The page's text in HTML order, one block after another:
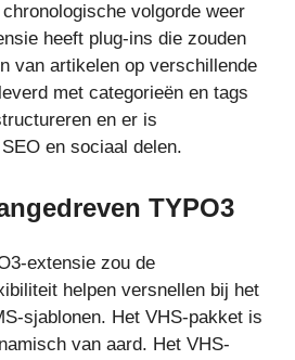
volgorde weer
heeft plug-ins die zouden
van artikelen op verschillende
met categorieën en tags
en er is
en sociaal delen.
TYPO3
extensie zou de
helpen versnellen bij het
sjablonen. Het VHS-pakket is
van aard. Het VHS-